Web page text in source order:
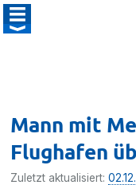
Mann mit
Flughafen
Zuletzt aktualisiert: